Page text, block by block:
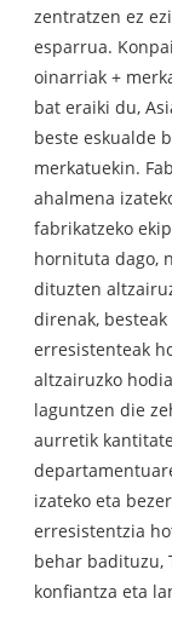
zentratzen ez
esparrua.
oinarriak +
bat eraiki du,
beste eskualde
merkatuekin.
ahalmena
fabrikatzeko
hornituta dago,
dituzten
direnak,
erresistenteak
altzairuzko
laguntzen die
aurretik
izateko eta
erresistentzia
behar badituzu,
konfiantza eta